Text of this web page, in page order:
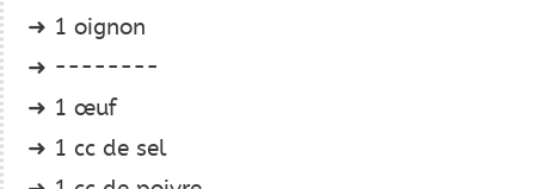
1 oignon
--------
1 œuf
1 cc de sel